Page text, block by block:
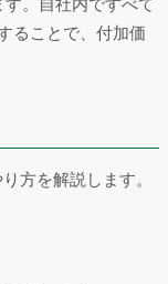
ることで、付加価
方を解説します。